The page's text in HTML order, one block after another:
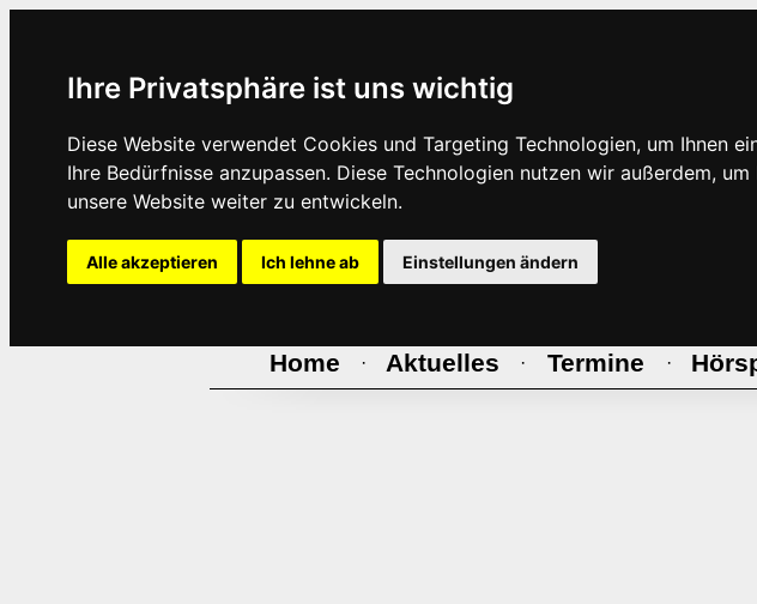
Ihre Privatsphäre ist uns wichtig
Diese Website verwendet Cookies und Targeting Technologien, um Ihnen
Ihre Bedürfnisse anzupassen. Diese Technologien nutzen wir außerdem,
unsere Website weiter zu entwickeln.
Alle akzeptieren Ich lehne ab Einstellungen ändern
Home · Aktuelles · Termine ·